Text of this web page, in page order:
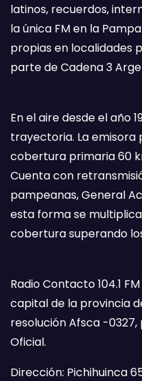
latinos, recuerdos,
la única FM en la
propias en localidades
parte de Cadena 3
En el aire desde el año
trayectoria. La emisora
cobertura primaria 60
Cuenta con
pampeanas, General
esta forma se
cobertura superando
Radio Contacto 104.1
capital de la provincia
resolución Afsca -
Oficial.
Dirección: Pichihuinca